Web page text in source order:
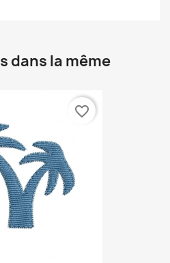
dans la même
favorite_border